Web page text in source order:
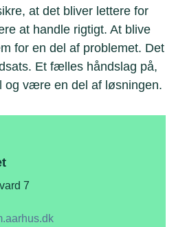
at det bliver lettere for
at handle rigtigt. At blive
for en del af problemet. Det
Et fælles håndslag på,
og være en del af løsningen.
7